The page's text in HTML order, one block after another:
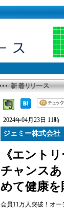
2024年04月23日 11
ジェミー株式会社
《エント
チャンス
めて健康を
会員11万人突破！オ